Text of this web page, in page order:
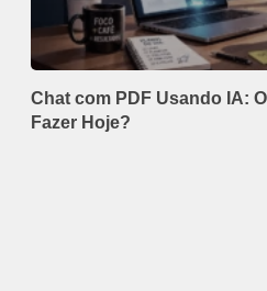
Chat com PDF Usando IA:
Fazer Hoje?